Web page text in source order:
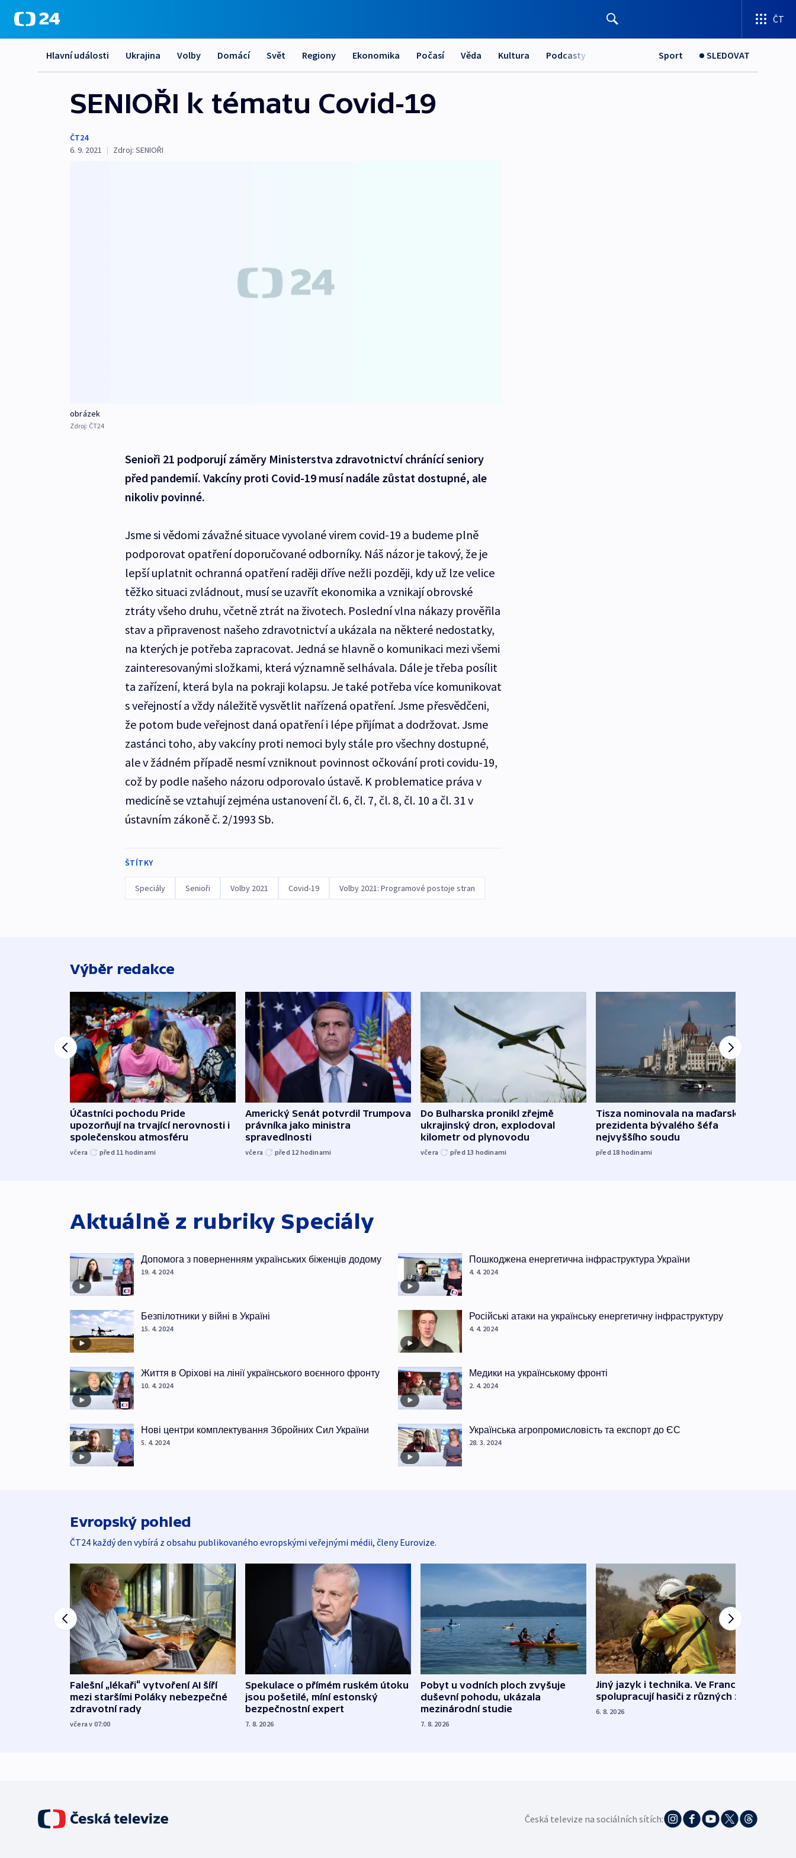
ČT
Hlavní události Ukrajina Volby Domácí Svět Regiony Ekonomika Počasí Věda Kultura Podcasty Sport SLEDOVAT
SENIOŘI k tématu Covid-19
ČT24
6. 9. 2021 | Zdroj: SENIOŘI
obrázek
Zdroj: ČT24
Senioři 21 podporují záměry Ministerstva zdravotnictví chránící seniory
před pandemií. Vakcíny proti Covid-19 musí nadále zůstat dostupné, ale
nikoliv povinné.
Jsme si vědomi závažné situace vyvolané virem covid-19 a budeme plně
podporovat opatření doporučované odborníky. Náš názor je takový, že je
lepší uplatnit ochranná opatření raději dříve nežli později, kdy už lze velice
těžko situaci zvládnout, musí se uzavřít ekonomika a vznikají obrovské
ztráty všeho druhu, včetně ztrát na životech. Poslední vlna nákazy prověřila
stav a připravenost našeho zdravotnictví a ukázala na některé nedostatky,
na kterých je potřeba zapracovat. Jedná se hlavně o komunikaci mezi všemi
zainteresovanými složkami, která významně selhávala. Dále je třeba posílit
ta zařízení, která byla na pokraji kolapsu. Je také potřeba více komunikovat
s veřejností a vždy náležitě vysvětlit nařízená opatření. Jsme přesvědčeni,
že potom bude veřejnost daná opatření i lépe přijímat a dodržovat. Jsme
zastánci toho, aby vakcíny proti nemoci byly stále pro všechny dostupné,
ale v žádném případě nesmí vzniknout povinnost očkování proti covidu-19,
což by podle našeho názoru odporovalo ústavě. K problematice práva v
medicíně se vztahují zejména ustanovení čl. 6, čl. 7, čl. 8, čl. 10 a čl. 31 v
ústavním zákoně č. 2/1993 Sb.
ŠTÍTKY
Speciály Senioři Volby 2021 Covid-19 Volby 2021: Programové postoje stran
Výběr redakce
Účastníci pochodu Pride
upozorňují na trvající nerovnosti i
společenskou atmosféru
včera před 11 hodinami
Americký Senát potvrdil Trumpova
právníka jako ministra
spravedlnosti
včera před 12 hodinami
Do Bulharska pronikl zřejmě
ukrajinský dron, explodoval
kilometr od plynovodu
včera před 13 hodinami
Tisza nominovala na maďarského
prezidenta bývalého šéfa
nejvyššího soudu
před 18 hodinami
Aktuálně z rubriky Speciály
Допомога з поверненням українських біженців додому
19. 4. 2024
Безпілотники у війні в Україні
15. 4. 2024
Життя в Оріхові на лінії українського воєнного фронту
10. 4. 2024
Нові центри комплектування Збройних Сил України
5. 4. 2024
Пошкоджена енергетична інфраструктура України
4. 4. 2024
Російські атаки на українську енергетичну інфраструктуру
4. 4. 2024
Медики на українському фронті
2. 4. 2024
Українська агропромисловість та експорт до ЄС
28. 3. 2024
Evropský pohled
ČT24 každý den vybírá z obsahu publikovaného evropskými veřejnými médii, členy Eurovize.
Falešní „lékaři“ vytvoření AI šíří
mezi staršími Poláky nebezpečné
zdravotní rady
včera v 07:00
Spekulace o přímém ruském útoku
jsou pošetilé, míní estonský
bezpečnostní expert
7. 8. 2026
Pobyt u vodních ploch zvyšuje
duševní pohodu, ukázala
mezinárodní studie
7. 8. 2026
Jiný jazyk i technika. Ve Francii
spolupracují hasiči z různých zemí
6. 8. 2026
Česká televize na sociálních sítích: